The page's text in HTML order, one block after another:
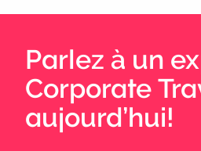
Parlez à un
Corporate
aujourd’hui!